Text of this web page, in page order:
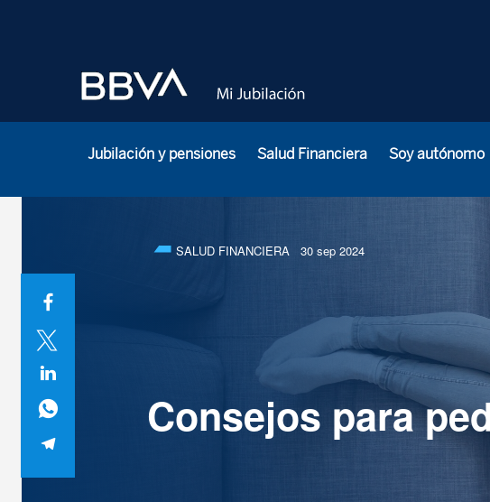
Jubilación y pensiones Salud Financiera Soy autónomo
SALUD FINANCIERA30 sep 2024
Consejos para